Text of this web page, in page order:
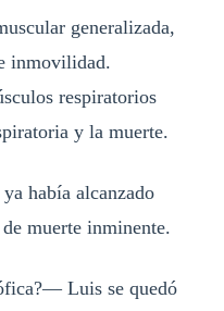
generalizada,
inmovilidad.
respiratorios
y la muerte.
había alcanzado
muerte inminente.
Luis se quedó